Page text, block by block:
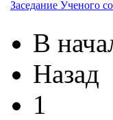
Заседание Ученого
В
Назад
1